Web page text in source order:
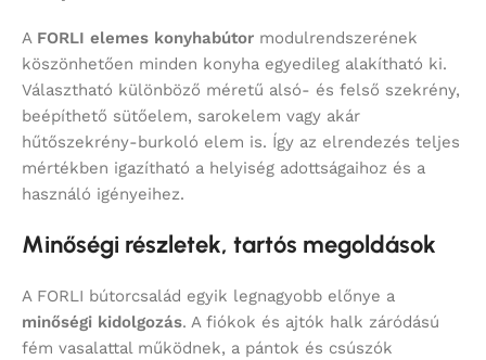
A FORLI elemes konyhabútor modulrendszerének
köszönhetően minden konyha egyedileg alakítható ki.
Választható különböző méretű alsó- és felső szekrény,
beépíthető sütőelem, sarokelem vagy akár
hűtőszekrény-burkoló elem is. Így az elrendezés teljes
mértékben igazítható a helyiség adottságaihoz és a
használó igényeihez.
Minőségi részletek, tartós megoldások
A FORLI bútorcsalád egyik legnagyobb előnye a
minőségi kidolgozás. A fiókok és ajtók halk záródású
fém vasalattal működnek, a pántok és csúszók